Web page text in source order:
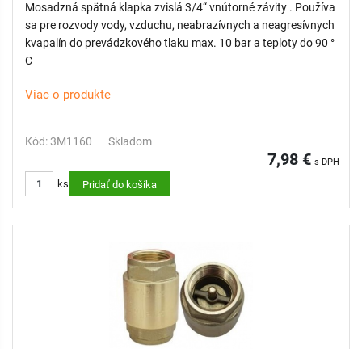
Mosadzná spätná klapka zvislá 3/4“ vnútorné závity . Používa
sa pre rozvody vody, vzduchu, neabrazívnych a neagresívnych
kvapalín do prevádzkového tlaku max. 10 bar a teploty do 90 °
C
Viac o produkte
Kód: 3M1160 Skladom
7,98 € s DPH
ks Pridať do košíka